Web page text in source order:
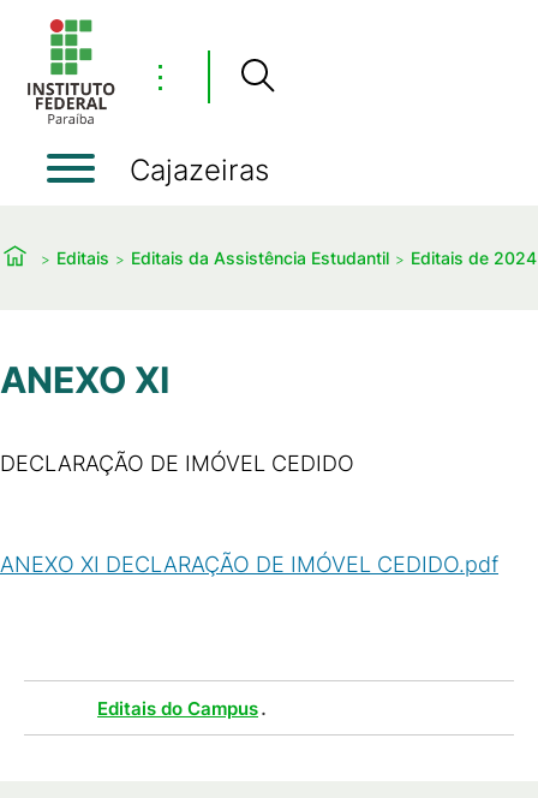
⋮
Cajazeiras
Editais Editais da Assistência Estudantil Editais de 2024
ANEXO XI
DECLARAÇÃO DE IMÓVEL CEDIDO
ANEXO XI DECLARAÇÃO DE IMÓVEL CEDIDO.pdf
Editais do Campus.